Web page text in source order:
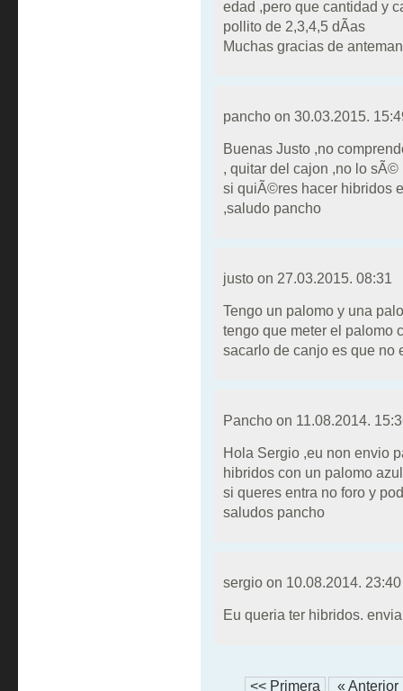
edad ,pero que cantidad y
pollito de 2,3,4,5 dÃ­as
Muchas gracias de
pancho on 30.03.2015.
Buenas Justo ,no
, quitar del cajon ,no lo sÃ©
si quiÃ©res hacer hibridos
,saludo pancho
justo on 27.03.2015. 08:31
Tengo un palomo y una
tengo que meter el palomo
sacarlo de canjo es que no
Pancho on 11.08.2014.
Hola Sergio ,eu non envio
hibridos con un palomo
si queres entra no foro y
saludos pancho
sergio on 10.08.2014. 23:40
Eu queria ter hibridos.
<< Primera « Anterior